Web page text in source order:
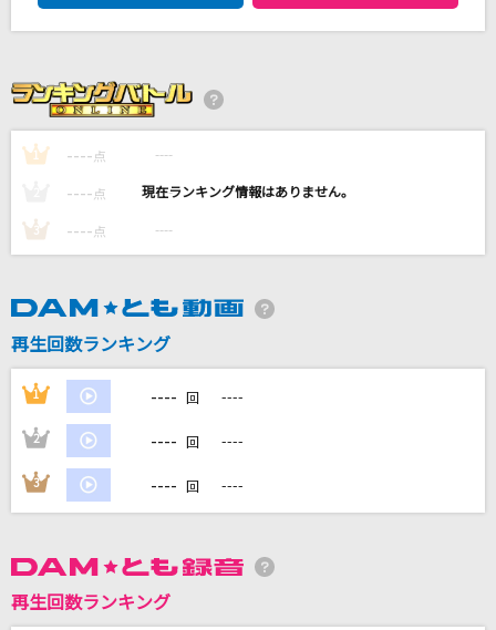
シェリル・ノーム starring May'n
イエスタデイ
Official髭男dism
夢ファンファーレ
ILLIT
カラオケ最新情報をチェック！
1 ---- 点 ----
---- 点 ----
3 ---- 点 ----
再生回数ランキング
1 ---- 回 ----
2 ---- 回 ----
3 ---- 回 ----
再生回数ランキング